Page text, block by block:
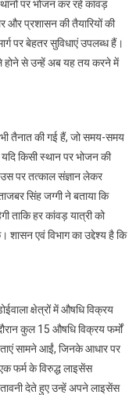
पर भोजन कर रहे कांवड़
और प्रशासन की तैयारियों की
पर बेहतर सुविधाएं उपलब्ध हैं।
होने से उन्हें अब यह तय करने में
भी तैनात की गई हैं, जो समय-समय
यदि किसी स्थान पर भोजन की
उस पर तत्काल संज्ञान लेकर
सिंह जग्गी ने बताया कि
ताकि हर कांवड़ यात्री को
एवं विभाग का उद्देश्य है कि
क्षेत्रों में औषधि विक्रय
कुल 15 औषधि विक्रय फर्मों
सामने आईं, जिनके आधार पर
फर्म के विरुद्ध लाइसेंस
देते हुए उन्हें अपने लाइसेंस